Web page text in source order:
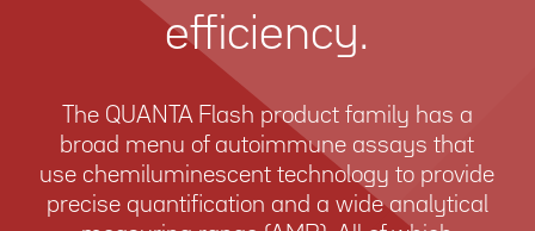
efficiency.
The QUANTA Flash product family has a
broad menu of autoimmune assays that
use chemiluminescent technology to provide
precise quantification and a wide analytical